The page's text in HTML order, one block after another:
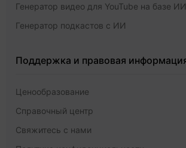
Генератор видео для YouTube на базе ИИ
Генератор подкастов с ИИ
Поддержка и правовая
Ценообразование
Справочный центр
Свяжитесь с нами